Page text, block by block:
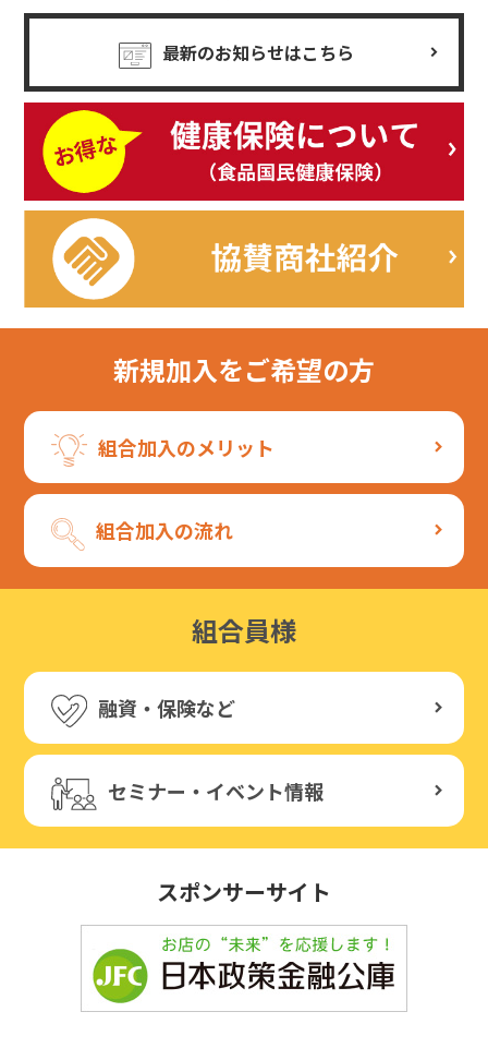
最新のお知らせはこちら
新規加入をご希望の方
組合加入のメリット
組合加入の流れ
組合員様
融資・保険など
セミナー・イベント情報
スポンサーサイト